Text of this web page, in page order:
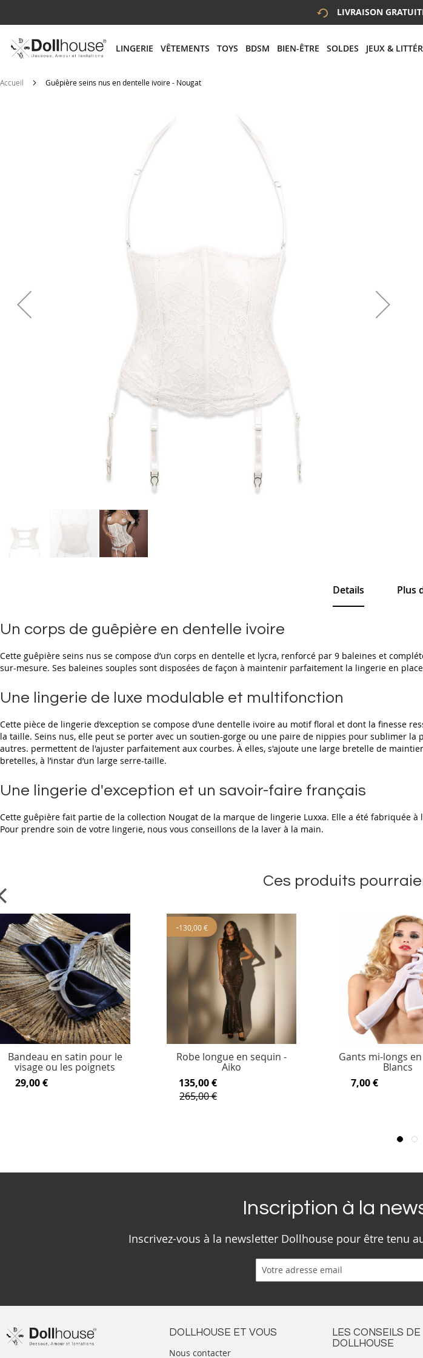
LIVRAISON
LINGERIE VÊTEMENTS TOYS BDSM BIEN-ÊTRE SOLDES JEUX &
# ENTREZ AU MOINS 3 CARACTÈRES POUR LANCER LA RECHERCHE
Accueil Guêpière seins nus en dentelle ivoire - Nougat
the
images
Details
Un corps de guêpière en dentelle ivoire
Cette guêpière seins nus se compose d’un corps en dentelle et lycra, renforcé par 9 baleines et
sur-mesure. Ses baleines souples sont disposées de façon à maintenir parfaitement la lingerie en
Une lingerie de luxe modulable et multifonction
Cette pièce de lingerie d’exception se compose d’une dentelle ivoire au motif floral et dont la finesse
la taille. Seins nus, elle peut se porter avec un soutien-gorge ou une paire de nippies pour sublimer
autres. permettent de l'ajuster parfaitement aux courbes. À elles, s'ajoute une large bretelle de
bretelles, à l’instar d’un large serre-taille.
Une lingerie d'exception et un savoir-faire français
Cette guêpière fait partie de la collection Nougat de la marque de lingerie Luxxa. Elle a été fabriquée
Pour prendre soin de votre lingerie, nous vous conseillons de la laver à la main.
Plus
Ces produits
Bandeau en satin pour le
visage ou les poignets
29,00 €
-130,00 €
Robe longue en sequin -
Aiko
135,00 €
265,00 €
Gants mi-longs
Blancs
7,00 €
Inscription à la
Inscrivez-vous à la newsletter Dollhouse pour être tenu
DOLLHOUSE ET VOUS
Nous contacter
LES CONSEILS DE
DOLLHOUSE